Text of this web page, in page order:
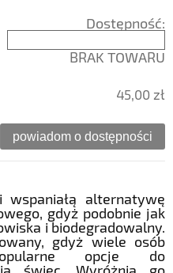
Dostępność:
BRAK TOWARU
45,00 zł
powiadom o dostępności
alternatywę
gdyż podobnie jak
i biodegradowalny.
gdyż wiele osób
opcje do